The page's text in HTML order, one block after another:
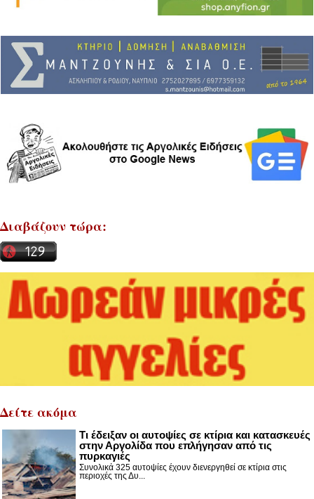
Διαβάζουν τώρα:
Δείτε ακόμα
Τι έδειξαν οι αυτοψίες σε κτίρια και κατασκευές
στην Αργολίδα που επλήγησαν από τις
πυρκαγιές
Συνολικά 325 αυτοψίες έχουν διενεργηθεί σε κτίρια στις
περιοχές της Δυ...